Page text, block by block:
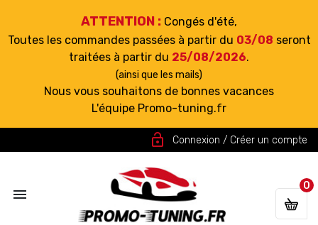
ATTENTION : Congés d'été,
Toutes les commandes passées à partir du 03/08 seront
traitées à partir du 25/08/2026.
(ainsi que les mails)
Nous vous souhaitons de bonnes vacances
L'équipe Promo-tuning.fr
lock_open Connexion / Créer un compte

0